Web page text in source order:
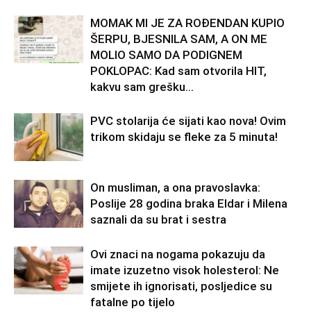
MOMAK MI JE ZA ROĐENDAN KUPIO
ŠERPU, BJESNILA SAM, A ON ME
MOLIO SAMO DA PODIGNEM
POKLOPAC: Kad sam otvorila HIT,
kakvu sam grešku...
PVC stolarija će sijati kao nova! Ovim
trikom skidaju se fleke za 5 minuta!
On musliman, a ona pravoslavka:
Poslije 28 godina braka Eldar i Milena
saznali da su brat i sestra
Ovi znaci na nogama pokazuju da
imate izuzetno visok holesterol: Ne
smijete ih ignorisati, posljedice su
fatalne po tijelo